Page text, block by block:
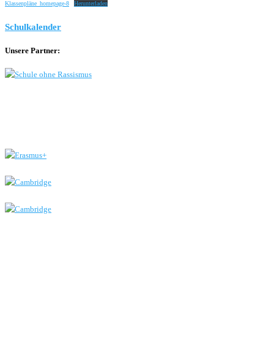
Klassenpläne_homepage-8 Herunterladen
Schulkalender
Unsere Partner: